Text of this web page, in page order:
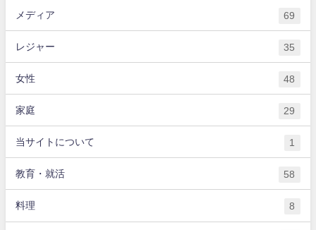
メディア 69
レジャー 35
女性 48
家庭 29
当サイトについて 1
教育・就活 58
料理 8